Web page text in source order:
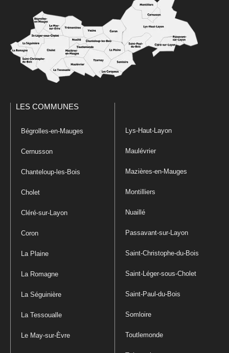
LES COMMUNES
Bégrolles-en-Mauges
Cernusson
Chanteloup-les-Bois
Cholet
Cléré-sur-Layon
Coron
La Plaine
La Romagne
La Séguinière
La Tessoualle
Le May-sur-Èvre
Lys-Haut-Layon
Maulévrier
Mazières-en-Mauges
Montilliers
Nuaillé
Passavant-sur-Layon
Saint-Christophe-du-Bois
Saint-Léger-sous-Cholet
Saint-Paul-du-Bois
Somloire
Toutlemonde